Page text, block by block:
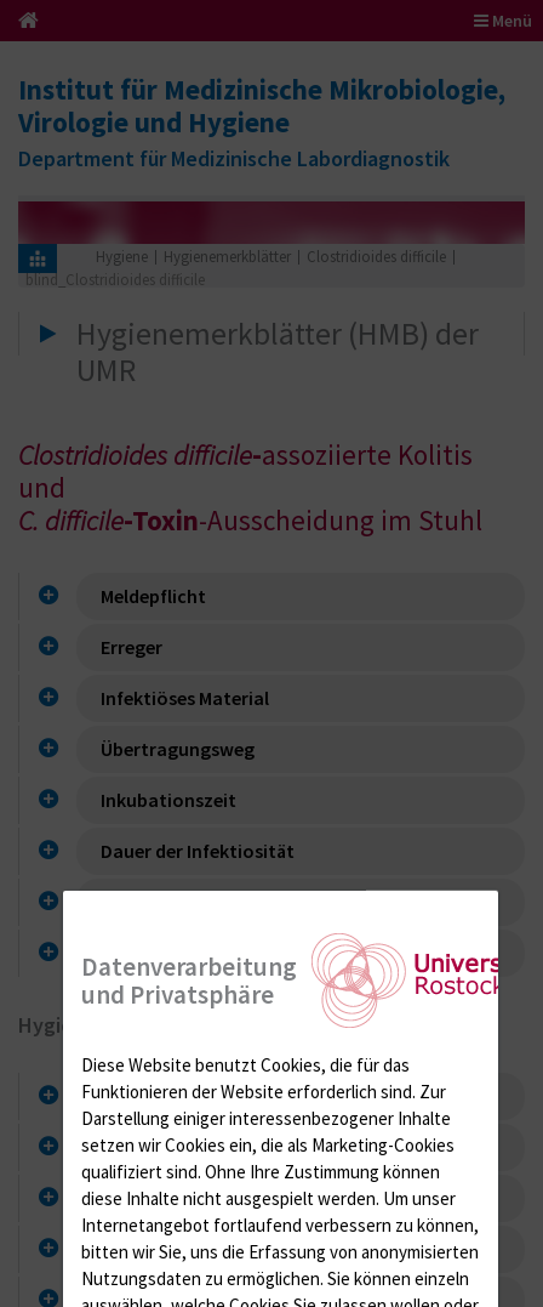
Menü
Institut für Medizinische Mikrobiologie,
Virologie und Hygiene
Department für Medizinische Labordiagnostik
Hygiene Hygienemerkblätter
Clostridioides difficile
blind_Clostridioides difficile
Hygienemerkblätter (HMB) der
UMR
Clostridioides difficile-assoziierte Kolitis
und
C. difficile-Toxin-Ausscheidung im Stuhl
Meldepflicht
Erreger
Infektiöses Material
Übertragungsweg
Inkubationszeit
Dauer der Infektiosität
Ein klinisch schwerer Verlauf liegt vor, wenn
Hygienemaßnahmen/Schutzmaßnahmen
Isolierung
Entisolierung
Kontaktpatienten
Besucher
Ambulanter Bereich/Aufwachraum
Datenverarbeitung
und Privatsphäre
Diese Website benutzt Cookies, die für das
Funktionieren der Website erforderlich sind. Zur
Darstellung einiger interessenbezogener Inhalte
setzen wir Cookies ein, die als Marketing-Cookies
qualifiziert sind. Ohne Ihre Zustimmung können
diese Inhalte nicht ausgespielt werden. Um unser
Internetangebot fortlaufend verbessern zu können,
bitten wir Sie, uns die Erfassung von anonymisierten
Nutzungsdaten zu ermöglichen. Sie können einzeln